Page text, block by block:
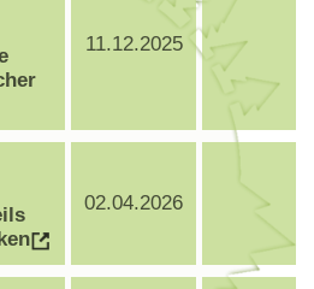
11.12.2025
02.04.2026